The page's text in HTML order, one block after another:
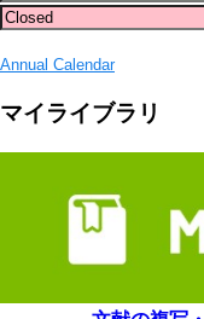
Annual Calendar
マイライブラリ